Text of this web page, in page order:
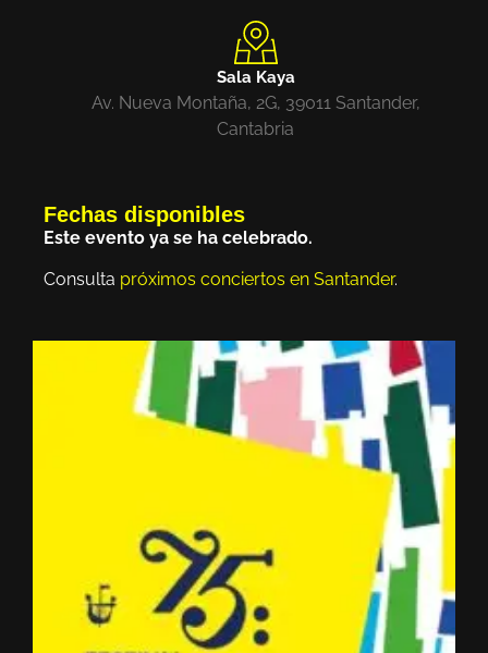
Sala Kaya
Av. Nueva Montaña, 2G, 39011 Santander,
Cantabria
Fechas disponibles
Este evento ya se ha celebrado.
Consulta próximos conciertos en Santander.